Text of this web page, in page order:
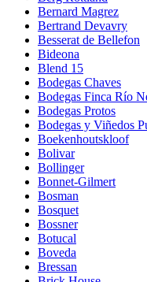
Bernard Magrez
Bertrand Devavry
Besserat de Bellefon
Bideona
Blend 15
Bodegas Chaves
Bodegas Finca Río
Bodegas Protos
Bodegas y Viñedos
Boekenhoutskloof
Bolivar
Bollinger
Bonnet-Gilmert
Bosman
Bosquet
Bossner
Botucal
Boveda
Bressan